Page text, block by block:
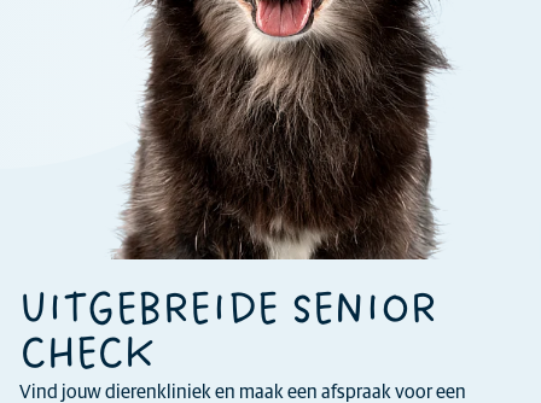
UITGEBREIDE SENIOR
CHECK
Vind jouw dierenkliniek en maak een afspraak voor een